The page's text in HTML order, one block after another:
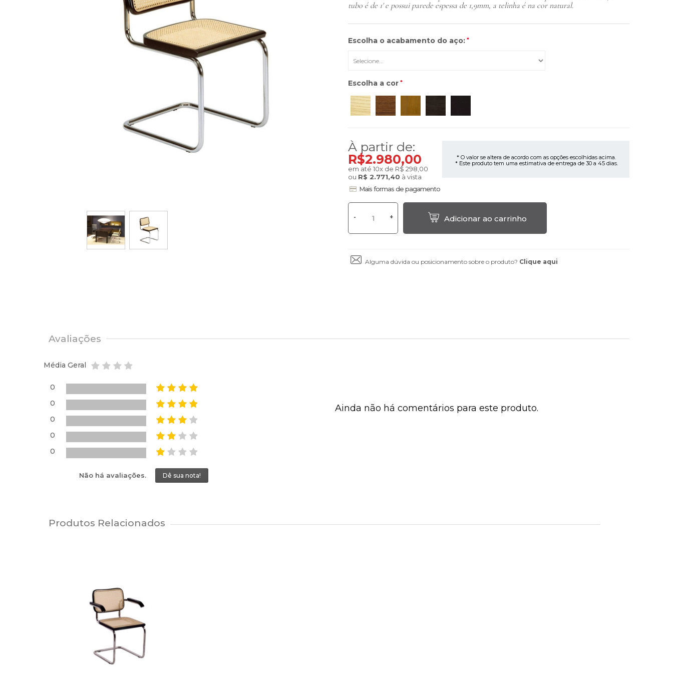
tubo é de 1' e possui parede espessa de 1,9mm, a telinha é na cor natural.
*
Escolha o acabamento do aço:
Cores: *
Escolha a cor
À partir de:
R$2.980,00
em até10x de R$ 298,00
ou R$ 2.771,40 à vista
Mais formas de pagamento
* O valor se altera de acordo com as opções escolhidas acima.
* Este produto tem uma estimativa de entrega de 30 a 45 dias.
+
- Adicionar ao carrinho
Alguma dúvida ou posicionamento sobre o produto? Clique aqui
Avaliações
Média Geral
Ainda não há comentários para este produto.
0
0
0
0
0
Não há avaliações. Dê sua nota!
Produtos Relacionados